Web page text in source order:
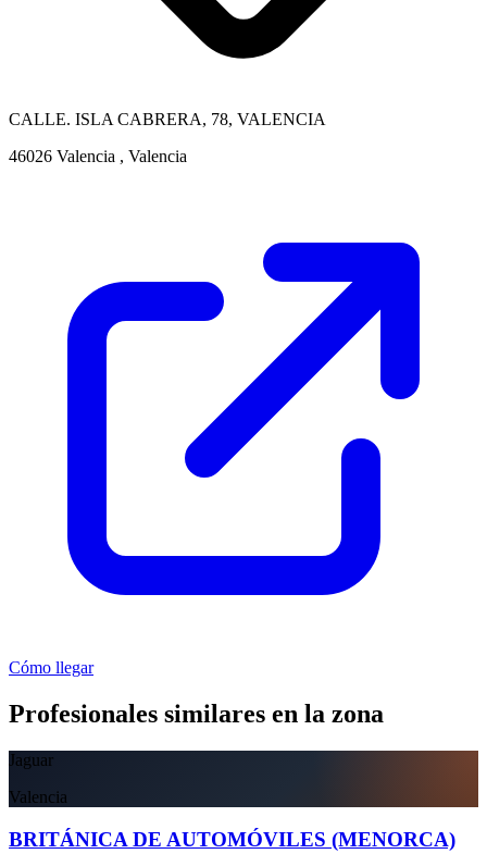
CALLE. ISLA CABRERA, 78, VALENCIA
46026 Valencia , Valencia
Cómo llegar
Profesionales similares en la zona
Jaguar
Valencia
BRITÁNICA DE AUTOMÓVILES (MENORCA)